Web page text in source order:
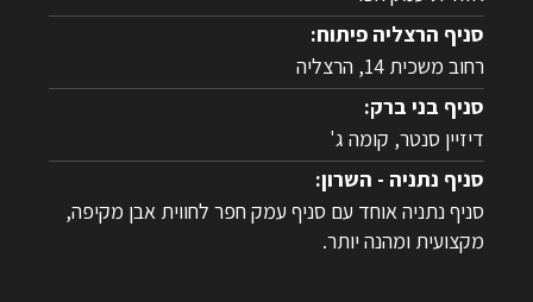
סניף הרצליה פיתוח:
רחוב משכית 14, הרצליה
סניף בני ברק:
דיזיין סנטר, קומה ג'
סניף נתניה - השרון:
סניף נתניה אוחד עם סניף עמק חפר לחווית אבן מקיפה,
מקצועית ומהנה יותר.